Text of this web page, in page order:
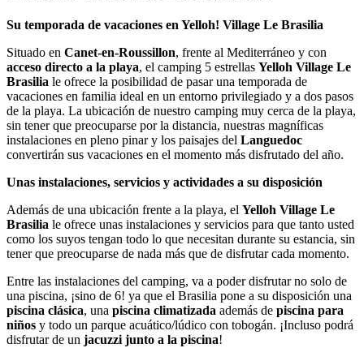
Su temporada de vacaciones en Yelloh! Village Le Brasilia
Situado en Canet-en-Roussillon, frente al Mediterráneo y con
acceso directo a la playa, el camping 5 estrellas Yelloh Village Le
Brasilia le ofrece la posibilidad de pasar una temporada de
vacaciones en familia ideal en un entorno privilegiado y a dos pasos
de la playa. La ubicación de nuestro camping muy cerca de la playa,
sin tener que preocuparse por la distancia, nuestras magníficas
instalaciones en pleno pinar y los paisajes del Languedoc
convertirán sus vacaciones en el momento más disfrutado del año.
Unas instalaciones, servicios y actividades a su disposición
Además de una ubicación frente a la playa, el Yelloh Village Le
Brasilia le ofrece unas instalaciones y servicios para que tanto usted
como los suyos tengan todo lo que necesitan durante su estancia, sin
tener que preocuparse de nada más que de disfrutar cada momento.
Entre las instalaciones del camping, va a poder disfrutar no solo de
una piscina, ¡sino de 6! ya que el Brasilia pone a su disposición una
piscina clásica, una piscina climatizada además de piscina para
niños y todo un parque acuático/lúdico con tobogán. ¡Incluso podrá
disfrutar de un jacuzzi junto a la piscina!